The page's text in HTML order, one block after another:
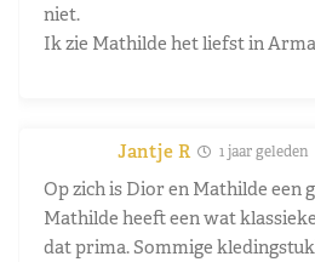
niet.
Ik zie Mathilde het liefst in
Jantje R 1 jaar geleden
Op zich is Dior en Mathilde een
Mathilde heeft een wat
dat prima. Sommige